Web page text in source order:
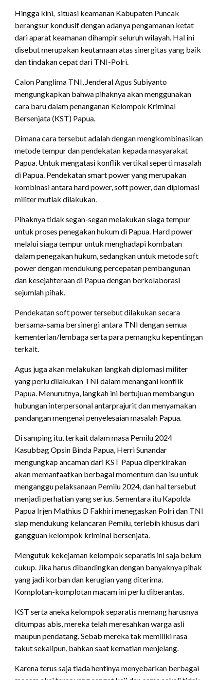
Hingga kini, situasi keamanan Kabupaten Puncak
berangsur kondusif dengan adanya pengamanan ketat
dari aparat keamanan dihampir seluruh wilayah. Hal ini
disebut merupakan keutamaan atas sinergitas yang baik
dan tindakan cepat dari TNI-Polri.
Calon Panglima TNI, Jenderal Agus Subiyanto
mengungkapkan bahwa pihaknya akan menggunakan
cara baru dalam penanganan Kelompok Kriminal
Bersenjata (KST) Papua.
Dimana cara tersebut adalah dengan mengkombinasikan
metode tempur dan pendekatan kepada masyarakat
Papua. Untuk mengatasi konflik vertikal seperti masalah
di Papua. Pendekatan smart power yang merupakan
kombinasi antara hard power, soft power, dan diplomasi
militer mutlak dilakukan.
Pihaknya tidak segan-segan melakukan siaga tempur
untuk proses penegakan hukum di Papua. Hard power
melalui siaga tempur untuk menghadapi kombatan
dalam penegakan hukum, sedangkan untuk metode soft
power dengan mendukung percepatan pembangunan
dan kesejahteraan di Papua dengan berkolaborasi
sejumlah pihak.
Pendekatan soft power tersebut dilakukan secara
bersama-sama bersinergi antara TNI dengan semua
kementerian/lembaga serta para pemangku kepentingan
terkait.
Agus juga akan melakukan langkah diplomasi militer
yang perlu dilakukan TNI dalam menangani konflik
Papua. Menurutnya, langkah ini bertujuan membangun
hubungan interpersonal antarprajurit dan menyamakan
pandangan mengenai penyelesaian masalah Papua.
Di samping itu, terkait dalam masa Pemilu 2024
Kasubbag Opsin Binda Papua, Herri Sunandar
mengungkap ancaman dari KST Papua diperkirakan
akan memanfaatkan berbagai momentum dan isu untuk
menganggu pelaksanaan Pemilu 2024, dan hal tersebut
menjadi perhatian yang serius. Sementara itu Kapolda
Papua Irjen Mathius D Fakhiri menegaskan Polri dan TNI
siap mendukung kelancaran Pemilu, terlebih khusus dari
gangguan kelompok kriminal bersenjata.
Mengutuk kekejaman kelompok separatis ini saja belum
cukup. Jika harus dibandingkan dengan banyaknya pihak
yang jadi korban dan kerugian yang diterima.
Komplotan-komplotan macam ini perlu diberantas.
KST serta aneka kelompok separatis memang harusnya
ditumpas abis, mereka telah meresahkan warga asli
maupun pendatang. Sebab mereka tak memiliki rasa
takut sekalipun, bahkan saat kematian menjelang.
Karena terus saja tiada hentinya menyebarkan berbagai